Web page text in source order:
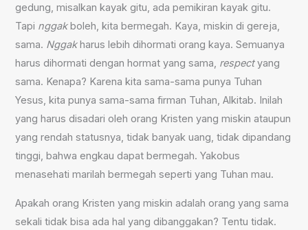
gedung, misalkan kayak gitu, ada pemikiran kayak gitu.
Tapi nggakboleh, kita bermegah. Kaya, miskin di gereja,
sama. Nggakharus lebih dihormati orang kaya. Semuanya
harus dihormati dengan hormat yang sama, respectyang
sama. Kenapa? Karena kita sama-sama punya Tuhan
Yesus, kita punya sama-sama firman Tuhan, Alkitab. Inilah
yang harus disadari oleh orang Kristen yang miskin ataupun
yang rendah statusnya, tidak banyak uang, tidak dipandang
tinggi, bahwa engkau dapat bermegah. Yakobus
menasehati marilah bermegah seperti yang Tuhan mau.
Apakah orang Kristen yang miskin adalah orang yang sama
sekali tidak bisa ada hal yang dibanggakan? Tentu tidak.